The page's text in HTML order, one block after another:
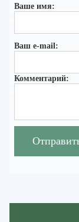
Ваше имя:
Ваш e-mail:
Комментарий: